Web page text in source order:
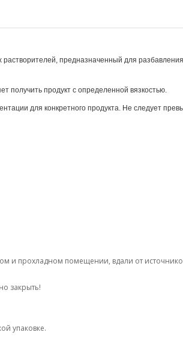
растворителей, предназначенный для
получить продукт с определенной вязкостью.
для конкретного продукта. Не следует
и прохладном помещении, вдали от
закрыть!
упаковке.